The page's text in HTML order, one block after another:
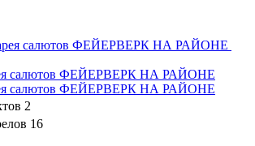
салютов ФЕЙЕРВЕРК НА РАЙОНЕ
салютов ФЕЙЕРВЕРК НА РАЙОНЕ
2
16